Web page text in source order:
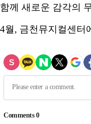
함께 새로운 감각의
4월, 금천뮤지컬센터